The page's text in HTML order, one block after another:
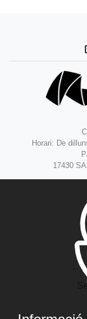
Horari: De
17430